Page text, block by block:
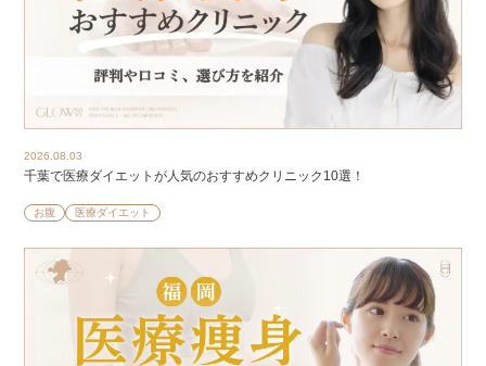
2026.08.03
千葉で医療ダイエットが人気のおすすめクリニック10選！
お腹 医療ダイエット